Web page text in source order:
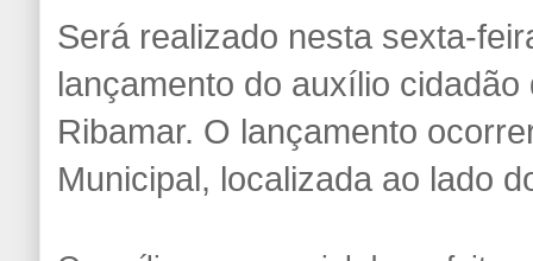
Será realizado nesta sexta-
lançamento do auxílio
Ribamar. O lançamento
Municipal, localizada ao lado